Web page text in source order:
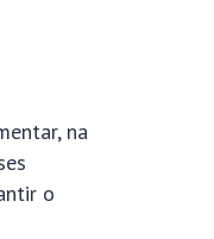
na
o